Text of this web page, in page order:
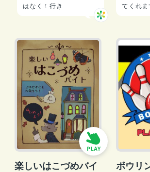
はなく！行き..
てくれま
楽しいはこづめバイ
ボウリ